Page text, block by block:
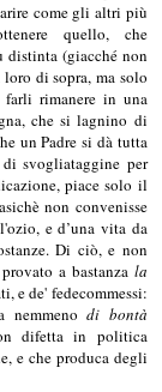
come gli altri più
quello, che
(giacché non
di sopra, ma solo
rimanere in una
che si lagnino di
un Padre si dà tutta
svogliataggine per
piace solo il
non convenisse
e d’una vita da
Di ciò, e non
a bastanza la
e de' fedecommessi:
nemmenodi bontà
difetta in politica
e che produca degli